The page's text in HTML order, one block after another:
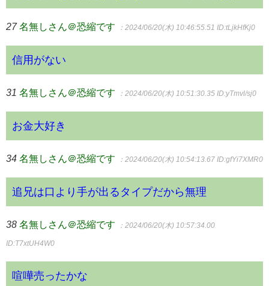
27 名無しさん＠恐縮です ：2024/06/20(木) 10:46:55.51 ID:tLjkHfKj0
信用がない
31 名無しさん＠恐縮です ：2024/06/20(木) 10:51:30.35 ID:yTmvl/sj0
お金大好き
34 名無しさん＠恐縮です ：2024/06/20(木) 10:54:13.67 ID:gfYi7XMR0
追兄は口より手が出るタイプだから無理
38 名無しさん＠恐縮です ：2024/06/20(木) 10:57:34.00
ID:T7xtUH4W0
喧嘩売ったかな